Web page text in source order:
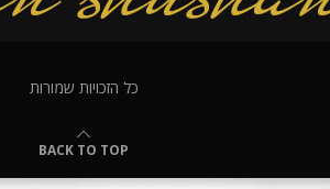
כל הזכויות שמורות
BACK TO TOP